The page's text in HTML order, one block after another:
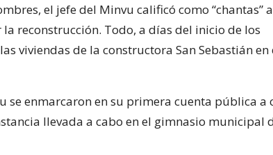
el jefe del Minvu calificó como “chantas”
reconstrucción. Todo, a días del inicio de los
viviendas de la constructora San Sebastián en
se enmarcaron en su primera cuenta pública a
llevada a cabo en el gimnasio municipal